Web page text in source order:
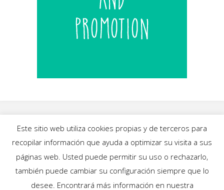
Este sitio web utiliza cookies propias y de terceros para
recopilar información que ayuda a optimizar su visita a sus
páginas web. Usted puede permitir su uso o rechazarlo,
también puede cambiar su configuración siempre que lo
desee. Encontrará más información en nuestra